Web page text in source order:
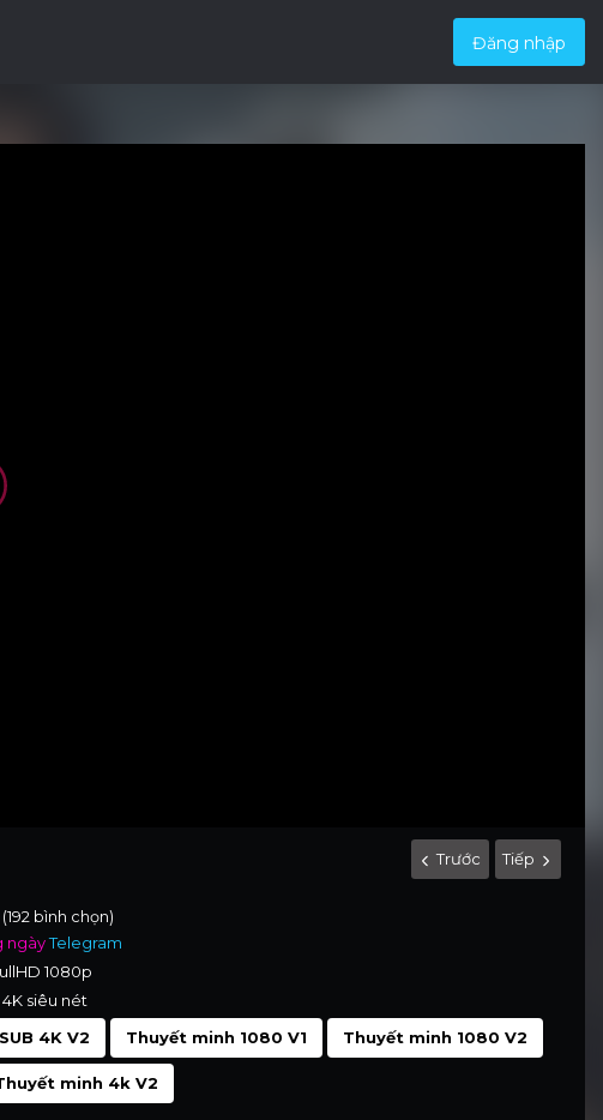
Đăng nhập
Trước Tiếp
bình chọn)
ngàyTelegram
1080p
siêu nét
4K V2 Thuyết minh 1080 V1 Thuyết minh 1080 V2
minh 4k V2